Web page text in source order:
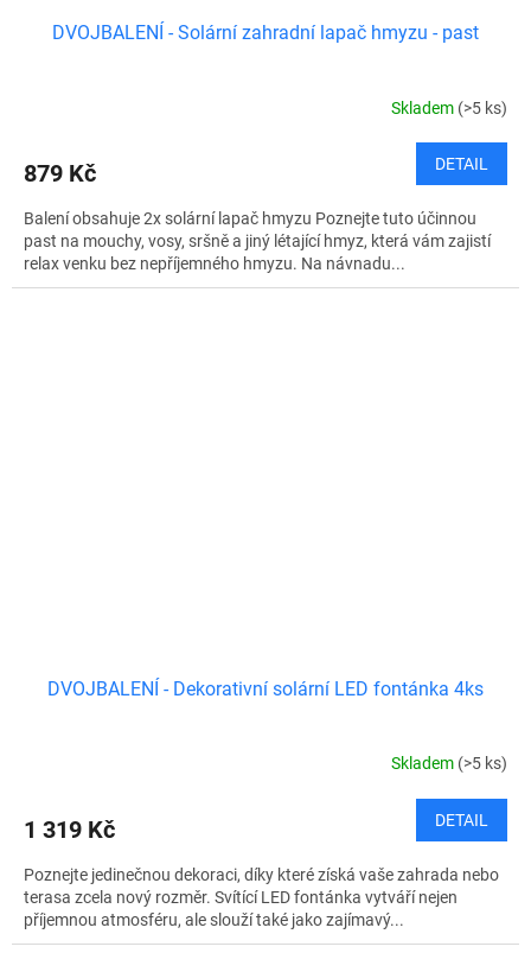
DVOJBALENÍ - Solární zahradní lapač hmyzu - past
Skladem (>5 ks)
879 Kč DETAIL
Balení obsahuje 2x solární lapač hmyzu Poznejte tuto účinnou
past na mouchy, vosy, sršně a jiný létající hmyz, která vám zajistí
relax venku bez nepříjemného hmyzu. Na návnadu...
DVOJBALENÍ - Dekorativní solární LED fontánka 4ks
Skladem (>5 ks)
1 319 Kč DETAIL
Poznejte jedinečnou dekoraci, díky které získá vaše zahrada nebo
terasa zcela nový rozměr. Svítící LED fontánka vytváří nejen
příjemnou atmosféru, ale slouží také jako zajímavý...